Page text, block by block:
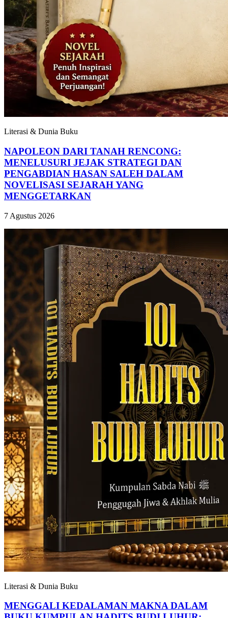
Literasi & Dunia Buku
NAPOLEON DARI TANAH RENCONG:
MENELUSURI JEJAK STRATEGI DAN
PENGABDIAN HASAN SALEH DALAM
NOVELISASI SEJARAH YANG
MENGGETARKAN
7 Agustus 2026
Literasi & Dunia Buku
MENGGALI KEDALAMAN MAKNA DALAM